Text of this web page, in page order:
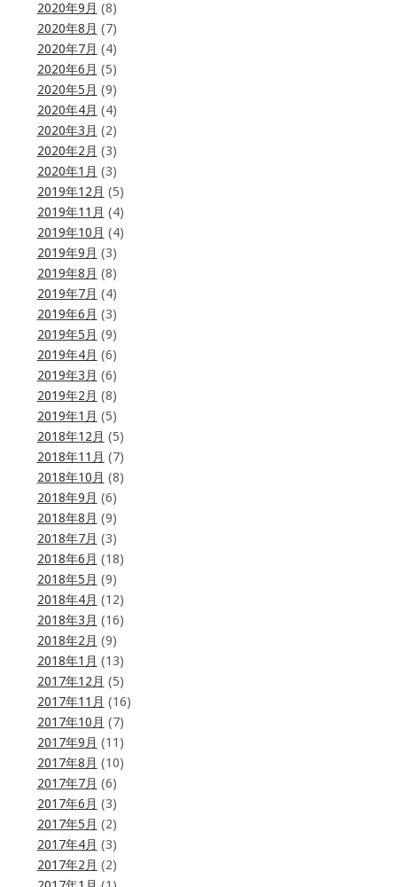
2020年9月 (8)
2020年8月 (7)
2020年7月 (4)
2020年6月 (5)
2020年5月 (9)
2020年4月 (4)
2020年3月 (2)
2020年2月 (3)
2020年1月 (3)
2019年12月 (5)
2019年11月 (4)
2019年10月 (4)
2019年9月 (3)
2019年8月 (8)
2019年7月 (4)
2019年6月 (3)
2019年5月 (9)
2019年4月 (6)
2019年3月 (6)
2019年2月 (8)
2019年1月 (5)
2018年12月 (5)
2018年11月 (7)
2018年10月 (8)
2018年9月 (6)
2018年8月 (9)
2018年7月 (3)
2018年6月 (18)
2018年5月 (9)
2018年4月 (12)
2018年3月 (16)
2018年2月 (9)
2018年1月 (13)
2017年12月 (5)
2017年11月 (16)
2017年10月 (7)
2017年9月 (11)
2017年8月 (10)
2017年7月 (6)
2017年6月 (3)
2017年5月 (2)
2017年4月 (3)
2017年2月 (2)